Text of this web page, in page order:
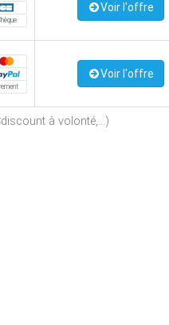
Voir l'offre
Voir l'offre
à volonté,...)